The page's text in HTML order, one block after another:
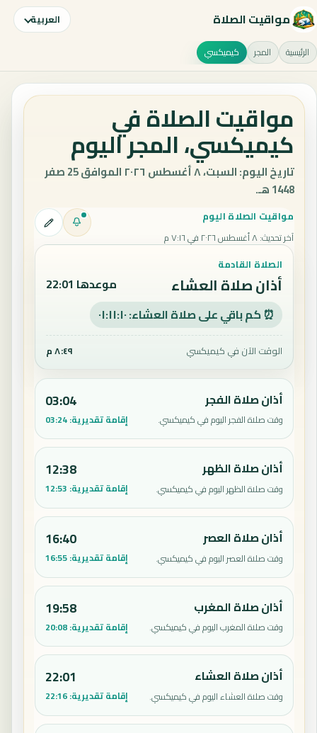
مواقيت الصلاة العربية
الرئيسية المجر كيميكسي
مواقيت الصلاة في
كيميكسي، المجر اليوم
تاريخ اليوم: السبت، ٨ أغسطس ٢٠٢٦ الموافق 25 صفر
1448 هـ.
مواقيت الصلاة اليوم
آخر تحديث:٨ أغسطس ٢٠٢٦ في ٧:١٦ م
الصلاة القادمة
أذان صلاة العشاء موعدها 22:01
⏰ كم باقي على صلاة العشاء: ٠١:١١:٠٩
الوقت الآن في كيميكسي ٨:٤٩ م
أذان صلاة الفجر
وقت صلاة الفجر اليوم في كيميكسي.
03:04
إقامة تقديرية:03:24
أذان صلاة الظهر
وقت صلاة الظهر اليوم في كيميكسي.
12:38
إقامة تقديرية: 12:53
أذان صلاة العصر
وقت صلاة العصر اليوم في كيميكسي.
16:40
إقامة تقديرية:16:55
أذان صلاة المغرب
وقت صلاة المغرب اليوم في كيميكسي.
19:58
إقامة تقديرية:20:08
أذان صلاة العشاء
وقت صلاة العشاء اليوم في كيميكسي.
22:01
إقامة تقديرية:22:16